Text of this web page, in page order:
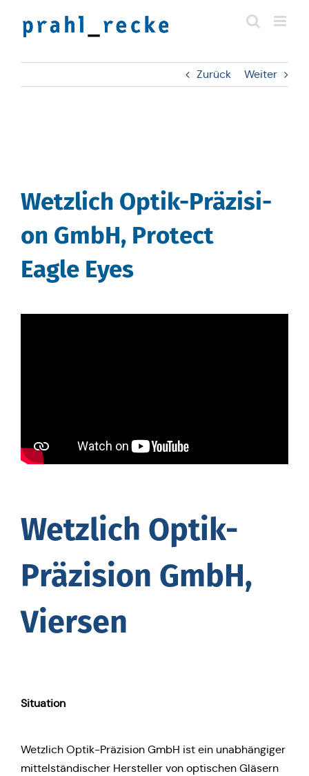
Inhalt
Zurück Weiter
Wetz­lich Optik-Prä­zi­si­
on GmbH, Protect
Eagle Eyes
Wetz­lich Optik-
Prä­zi­si­on GmbH,
Viersen
Situa­ti­on
Wetz­lich Optik-Prä­zi­si­on GmbH ist ein unab­hän­gi­ger
mit­tel­stän­di­scher Her­stel­ler von opti­schen Gläsern